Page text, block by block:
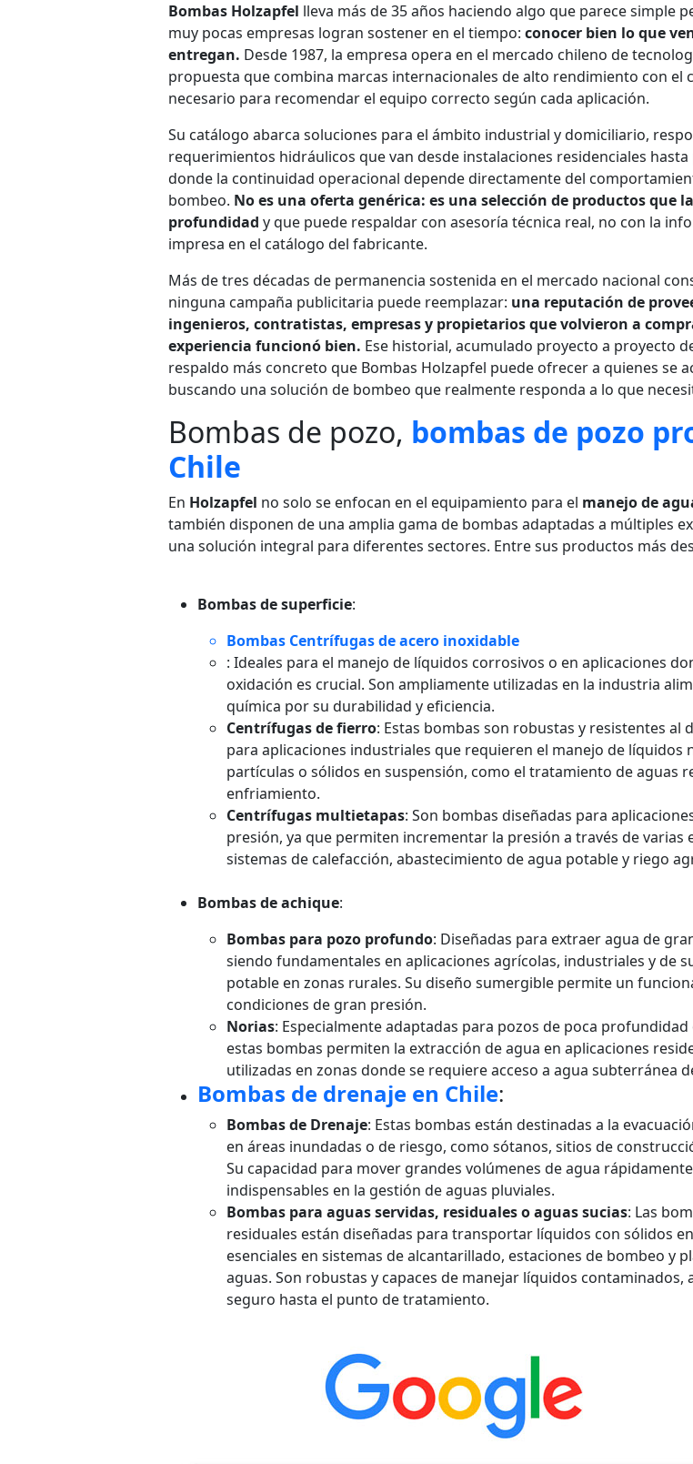
Bombas Holzapfel lleva más de 35 años haciendo algo que parece simple
muy pocas empresas logran sostener en el tiempo:conocer bien lo que
entregan. Desde 1987, la empresa opera en el mercado chileno de
propuesta que combina marcas internacionales de alto rendimiento con el
necesario para recomendar el equipo correcto según cada aplicación.
Su catálogo abarca soluciones para el ámbito industrial y domiciliario,
requerimientos hidráulicos que van desde instalaciones residenciales
donde la continuidad operacional depende directamente del
bombeo. No es una oferta genérica: es una selección de productos que
profundidad y que puede respaldar con asesoría técnica real, no con la
impresa en el catálogo del fabricante.
Más de tres décadas de permanencia sostenida en el mercado nacional
ninguna campaña publicitaria puede reemplazar: una reputación de
ingenieros, contratistas, empresas y propietarios que volvieron a
experiencia funcionó bien. Ese historial, acumulado proyecto a proyecto
respaldo más concreto que Bombas Holzapfel puede ofrecer a quienes se
buscando una solución de bombeo que realmente responda a lo que
Bombas de pozo, bombas de pozo
Chile
En Holzapfel no solo se enfocan en el equipamiento para el manejo de
también disponen de una amplia gama de bombas adaptadas a múltiples
una solución integral para diferentes sectores. Entre sus productos más
Bombas de superficie:
Bombas Centrífugas de acero inoxidable
: Ideales para el manejo de líquidos corrosivos o en aplicaciones
oxidación es crucial. Son ampliamente utilizadas en la industria
química por su durabilidad y eficiencia.
Centrífugas de fierro: Estas bombas son robustas y resistentes al
para aplicaciones industriales que requieren el manejo de líquidos
partículas o sólidos en suspensión, como el tratamiento de aguas
enfriamiento.
Centrífugas multietapas: Son bombas diseñadas para
presión, ya que permiten incrementar la presión a través de varias
sistemas de calefacción, abastecimiento de agua potable y riego
Bombas de achique:
Bombas para pozo profundo: Diseñadas para extraer agua de
siendo fundamentales en aplicaciones agrícolas, industriales y de
potable en zonas rurales. Su diseño sumergible permite un
condiciones de gran presión.
Norias: Especialmente adaptadas para pozos de poca
estas bombas permiten la extracción de agua en aplicaciones
utilizadas en zonas donde se requiere acceso a agua subterránea
Bombas de drenaje en Chile:
Bombas de Drenaje: Estas bombas están destinadas a la
en áreas inundadas o de riesgo, como sótanos, sitios de
Su capacidad para mover grandes volúmenes de agua
indispensables en la gestión de aguas pluviales.
Bombas para aguas servidas, residuales o aguas sucias: Las
residuales están diseñadas para transportar líquidos con sólidos
esenciales en sistemas de alcantarillado, estaciones de bombeo y
aguas. Son robustas y capaces de manejar líquidos
seguro hasta el punto de tratamiento.